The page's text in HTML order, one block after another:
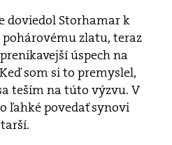
doviedol Storhamar k
zlatu, teraz
úspech na
som si to premyslel,
teším na túto výzvu. V
ľahké povedať synovi